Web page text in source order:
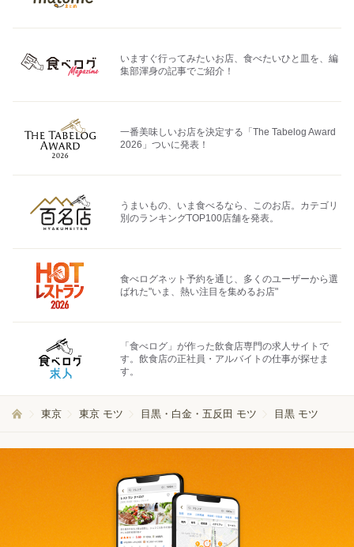
いますぐ行ってみたいお店、食べたいひと皿を、編
集部渾身の記事でご紹介！
一番美味しいお店を決定する「The Tabelog Award
2026」ついに発表！
うまいもの、いま食べるなら、このお店。カテゴリ
別のランキングTOP100店舗を発表。
食べログネット予約を通じ、多くのユーザーから選
ばれた"いま、熱い注目を集めるお店"
「食べログ」が作った飲食店専門の求人サイトで
す。飲食店の正社員・アルバイトの仕事が探せま
す。
東京 東京 モツ 目黒・白金・五反田 モツ 目黒 モツ